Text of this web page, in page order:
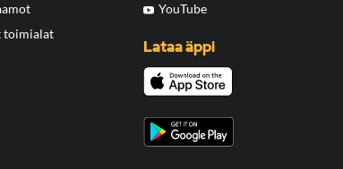
toimialat
YouTube
Lataa äppi